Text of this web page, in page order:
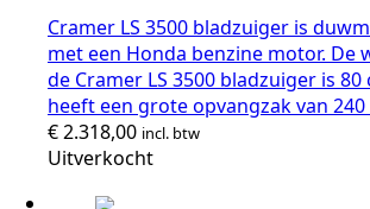
Cramer LS 3500 bladzuiger is
met een Honda benzine motor. De
de Cramer LS 3500 bladzuiger is
heeft een grote opvangzak van 240
€2.318,00 incl. btw
Uitverkocht